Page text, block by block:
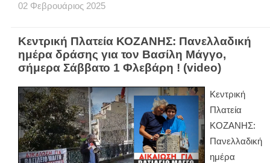
02 Φεβρουάριος 2025
Κεντρική Πλατεία ΚΟΖΑΝΗΣ: Πανελλαδική
ημέρα δράσης για τον Βασίλη Μάγγο,
σήμερα Σάββατο 1 Φλεβάρη ! (video)
Κεντρική
Πλατεία
ΚΟΖΑΝΗΣ:
Πανελλαδική
ημέρα